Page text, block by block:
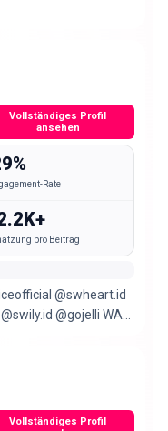
Vollständiges Profil
ansehen
Rate
pro Beitrag
@swheart.id
@gojelli WA
Vollständiges Profil